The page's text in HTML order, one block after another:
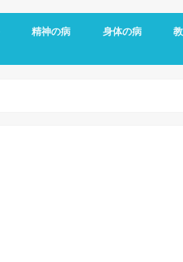
害
害
害
害
金
雇用
精神の病
うつ病
双極性障害
統合失調症
パニック障害
不安神経症
依存症
適応障害
身体の病
アレルギー
頭痛
ダウン症
がん
リウマチ
更年期障害
内臓の病気
整形外科の病気
脳・心臓の病気
糖尿病
その他の身体の病
子